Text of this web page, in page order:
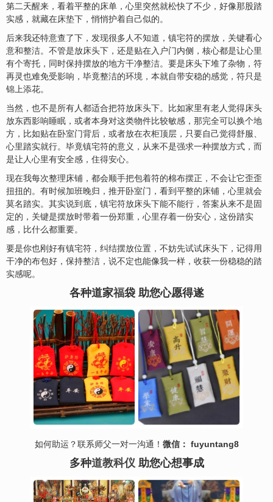
第二天醒来，看着平整的床单，心里突然就松快了不少，好像那股踏
实感，就藏在床垫下，悄悄护着自己似的。
后来我还特意查了下，发现很多人不知道，镇宅符的摆放，关键看心
意和整洁。不管是放床头下，还是贴在入户门内侧，核心都是让心里
有个寄托，同时保持摆放的地方干净整洁。要是床头下堆了杂物，符
再灵也难免受影响，毕竟整洁的环境，本就自带安稳的感觉，符只是
锦上添花。
当然，也不是所有人都适合把符放床头下。比如家里有老人觉得床头
放东西影响睡眠，或者本身对这类物件比较敏感，那完全可以换个地
方，比如贴在卧室门背后，或者放在衣柜顶层，只要自己觉得舒服、
心里踏实就行。毕竟镇宅符的意义，从来不是强求一种摆放方式，而
是让人心里有安全感，住得安心。
现在我每次整理床铺，都会顺手把包着符的棉布摆正，不会让它歪歪
扭扭的。有时候加班晚归，推开卧室门，看到平整的床铺，心里就会
莫名踏实。其实说到底，镇宅符放床头下能不能行，答案从来不是固
定的，关键是摆放时带着一份郑重，心里存着一份安心，这份踏实
感，比什么都重要。
要是你也刚好有镇宅符，纠结摆放位置，不妨先试试床头下，记得用
干净的布包好，保持整洁，说不定也能像我一样，收获一份稳稳的踏
实感呢。
各种道家福袋 助您心愿得遂
如何助运？联系师父一对一沟通！ 微信： fuyuntang8
多种道教科仪助您心想事成